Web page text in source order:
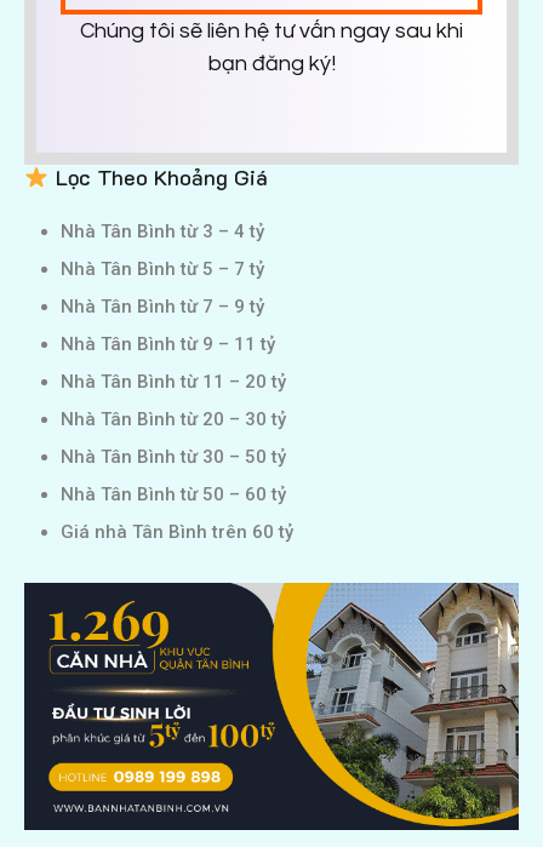
Chúng tôi sẽ liên hệ tư vấn ngay sau khi
bạn đăng ký!
Lọc Theo Khoảng Giá
Nhà Tân Bình từ 3 – 4 tỷ
Nhà Tân Bình từ 5 – 7 tỷ
Nhà Tân Bình từ 7 – 9 tỷ
Nhà Tân Bình từ 9 – 11 tỷ
Nhà Tân Bình từ 11 – 20 tỷ
Nhà Tân Bình từ 20 – 30 tỷ
Nhà Tân Bình từ 30 – 50 tỷ
Nhà Tân Bình từ 50 – 60 tỷ
Giá nhà Tân Bình trên 60 tỷ